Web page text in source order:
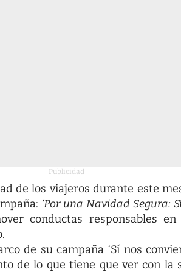
- Publicidad -
de los viajeros durante este
‘Por una Navidad Segura:
conductas responsables
de su campaña ‘Sí nos
de lo que tiene que ver con la